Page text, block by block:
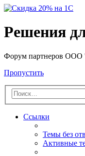
Решения
Форум партнеров
Пропустить
Ссылки
Темы без
Активные